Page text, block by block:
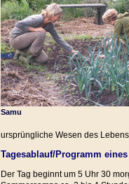
Samu
ursprüngliche Wesen des
Tagesablauf/Programm
Der Tag beginnt um 5 Uhr 30